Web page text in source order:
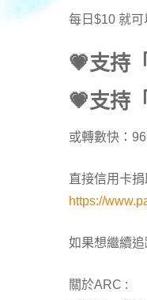
每日$10 就
💗支持
💗支持
或轉數快：
直接信用卡
https://
如果想繼續
關於ARC :